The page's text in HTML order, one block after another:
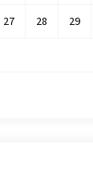
27 28 29